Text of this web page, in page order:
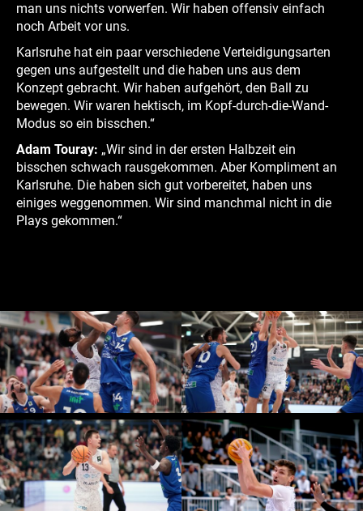
man uns nichts vorwerfen. Wir haben offensiv einfach
noch Arbeit vor uns.
Karlsruhe hat ein paar verschiedene Verteidigungsarten
gegen uns aufgestellt und die haben uns aus dem
Konzept gebracht. Wir haben aufgehört, den Ball zu
bewegen. Wir waren hektisch, im Kopf-durch-die-Wand-
Modus so ein bisschen.“
Adam Touray: „Wir sind in der ersten Halbzeit ein
bisschen schwach rausgekommen. Aber Kompliment an
Karlsruhe. Die haben sich gut vorbereitet, haben uns
einiges weggenommen. Wir sind manchmal nicht in die
Plays gekommen.“